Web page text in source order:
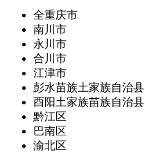
全重庆市
南川市
永川市
合川市
江津市
彭水苗族土家族自治县
酉阳土家族苗族自治县
黔江区
巴南区
渝北区